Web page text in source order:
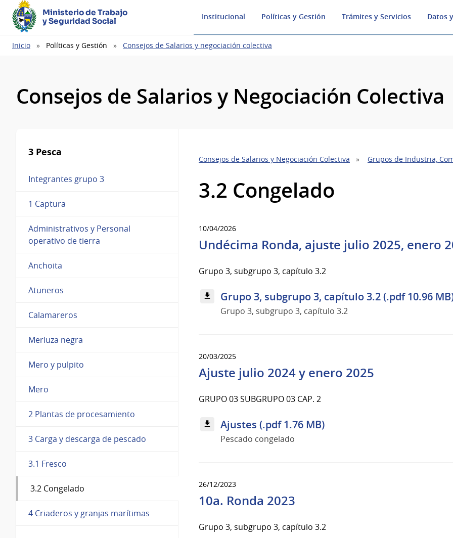
Ministerio de Trabajo
y Seguridad Social
Institucional Políticas y Gestión Trámites y Servicios Datos
Ruta
Inicio Políticas y Gestión Consejos de Salarios y negociación colectiva
Consejos de Salarios y Negociación Colectiva
3 Pesca
Integrantes grupo 3
1 Captura
Administrativos y Personal
operativo de tierra
Anchoita
Atuneros
Calamareros
Merluza negra
Mero y pulpito
Mero
2 Plantas de procesamiento
3 Carga y descarga de pescado
3.1 Fresco
3.2 Congelado
4 Criaderos y granjas marítimas
Consejos de Salarios y Negociación Colectiva Grupos de Industria,
3.2 Congelado
10/04/2026
Undécima Ronda, ajuste julio 2025, enero
Grupo 3, subgrupo 3, capítulo 3.2
Grupo 3, subgrupo 3, capítulo 3.2 (.pdf 10.96
Grupo 3, subgrupo 3, capítulo 3.2
20/03/2025
Ajuste julio 2024 y enero 2025
GRUPO 03 SUBGRUPO 03 CAP. 2
Ajustes (.pdf 1.76 MB)
Pescado congelado
26/12/2023
10a. Ronda 2023
Grupo 3, subgrupo 3, capítulo 3.2